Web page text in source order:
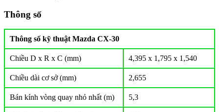
Thông số
Thông số kỹ thuật Mazda CX-30
Chiều D x R x C (mm) 4,395 x 1,795 x 1,540
Chiều dài cơ sở (mm) 2,655
Bán kính vòng quay nhỏ nhất (m) 5,3